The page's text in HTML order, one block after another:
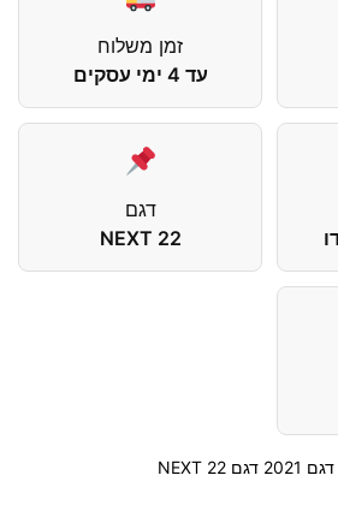
זמן משלוח
עד 4 ימי עסקים
דגם
NEXT 22